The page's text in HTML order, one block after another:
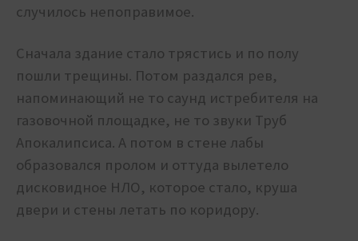
случилось непоправимое.
Сначала здание стало трястись и по полу
пошли трещины. Потом раздался рев,
напоминающий не то саунд истребителя на
газовочной площадке, не то звуки Труб
Апокалипсиса. А потом в стене лабы
образовался пролом и оттуда вылетело
дисковидное НЛО, которое стало, круша
двери и стены летать по коридору.